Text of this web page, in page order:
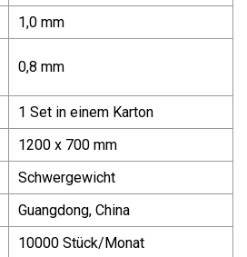
1,0 mm
0,8 mm
1 Set in einem Karton
1200 x 700 mm
Schwergewicht
Guangdong, China
10000 Stück/Monat